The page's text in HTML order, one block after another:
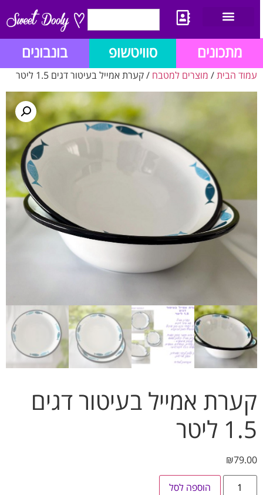
מתכונים סוויטשופ בונבונים
עמוד הבית/מוצרים למטבח/ קערת אמייל בעיטור דגים 1.5 ליטר
קערת אמייל בעיטור דגים
1.5 ליטר
₪79.00
הוספה לסל